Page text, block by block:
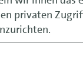
privaten